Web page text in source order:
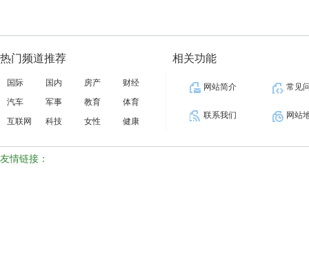
热门频道推荐
国际 国内 房产
财经
汽车
军事 教育
体育
互联网
科技 女性 健康
相关功能
网站简介 常见
联系我们 网站
友情链接：